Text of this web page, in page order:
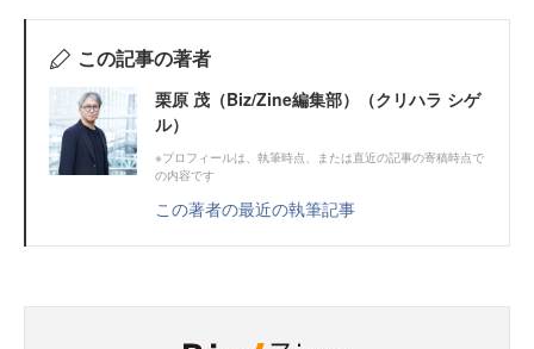
この記事の著者
栗原 茂（Biz/Zine編集部）（クリハラ シゲ
ル）
※プロフィールは、執筆時点、または直近の記事の寄稿時点で
の内容です
この著者の最近の執筆記事